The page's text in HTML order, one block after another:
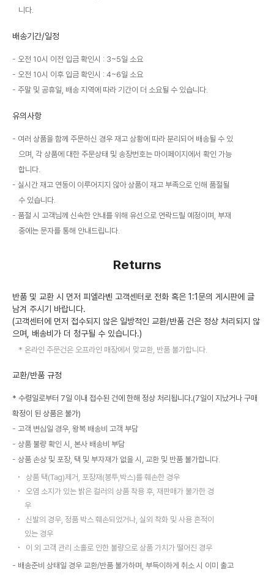
니다.
배송기간/일정
오전 10시 이전 입금 확인시 : 3~5일 소요
오전 10시 이후 입금 확인시 : 4~6일 소요
주말 및 공휴일, 배송 지역에 따라 기간이 더 소요될 수 있습니다.
유의사항
여러 상품을 함께 주문하신 경우 재고 상황에 따라 분리되어 배송될 수 있
으며, 각 상품에 대한 주문상태 및 송장번호는 마이페이지에서 확인 가능
합니다.
실시간 재고 연동이 이루어지지 않아 상품이 재고 부족으로 인해 품절될
수 있습니다.
품절 시 고객님께 신속한 안내를 위해 유선으로 연락드릴 예정이며, 부재
중에는 문자를 통해 안내드립니다.
Returns
반품 및 교환 시 먼저 피엘라벤 고객센터로 전화 혹은 1:1문의 게시판에 글
남겨 주시기 바랍니다.
(고객센터에 먼저 접수되지 않은 일방적인 교환/반품 건은 정상 처리되지 않
으며, 배송비가 더 청구될 수 있습니다.)
온라인 주문건은 오프라인 매장에서 맞교환, 반품 불가합니다.
교환/반품 규정
* 수령일로부터 7일 이내 접수된 건에 한해 정상 처리됩니다.(7일이 지났거나 구매
확정이 된 상품은 불가)
고객 변심일 경우, 왕복 배송비 고객 부담
상품 불량 확인 시, 본사 배송비 부담
상품 손상 및 포장, 택 및 부자재가 없을 시, 교환 및 반품 불가합니다.
상품 택(Tag)제거, 포장재(봉투,박스)를 훼손한 경우
오염 소지가 있는 밝은 컬러의 상품 착용 후, 재판매가 불가한 경
우
신발의 경우, 정품 박스 훼손되었거나, 실외 착화 및 사용 흔적이
있는 경우
이 외 고객 관리 소홀로 인한 불량으로 상품 가치가 떨어진 경우
배송준비 상태일 경우 교환/반품 불가하며, 부득이하게 취소 시 이미 출고